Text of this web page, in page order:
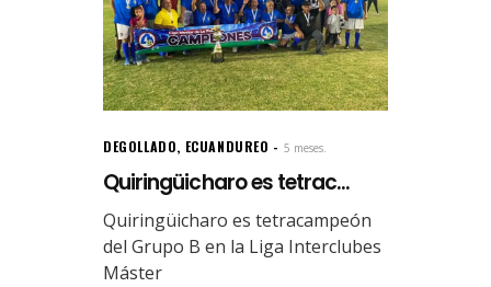
DEGOLLADO, ECUANDUREO 5 meses.
Quiringüicharo es tetrac...
Quiringüicharo es tetracampeón
del Grupo B en la Liga Interclubes
Máster